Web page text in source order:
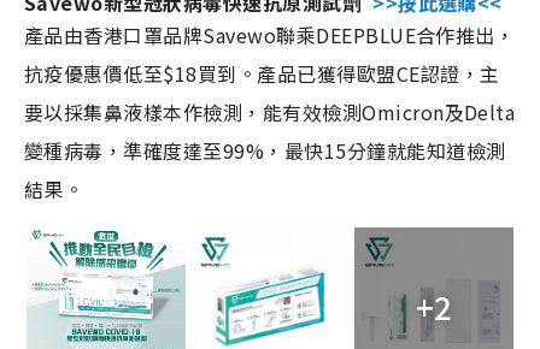
產品由香港口罩品牌Savewo聯乘DEEPBLUE合作推出，
抗疫優惠價低至$18買到。產品已獲得歐盟CE認證，主
要以採集鼻液樣本作檢測，能有效檢測Omicron及Delta
變種病毒，準確度達至99%，最快15分鐘就能知道檢測
結果。
+2